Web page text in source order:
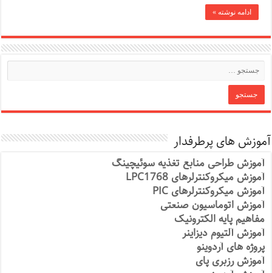
ادامه نوشته »
آموزش های پرطرفدار
آموزش طراحی منابع تغذیه سوئیچینگ
آموزش میکروکنترلرهای LPC1768
آموزش میکروکنترلرهای PIC
آموزش اتوماسیون صنعتی
مفاهیم پایه الکترونیک
آموزش آلتیوم دیزاینر
پروژه های آردوینو
آموزش رزبری پای